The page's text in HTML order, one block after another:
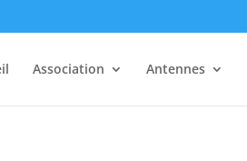
Association Antennes